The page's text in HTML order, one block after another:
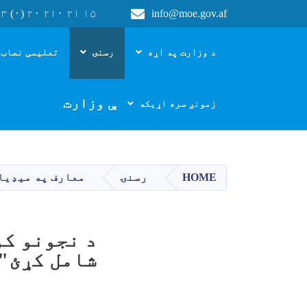
info@moe.gov.af +۹۳ (۰) ۲۰ ۲۱۰ ۲۱
د پوهنې وزارت
د وزارت په اړه رسنۍ تعلیمی
زمونږ سره اړیکه
HOME رسنۍ معارف په
د نجونو
شامل کړئ"